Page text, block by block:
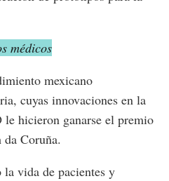
médicos
mexicano
cuyas innovaciones en la
hicieron ganarse el premio
Coruña.
la vida de pacientes y